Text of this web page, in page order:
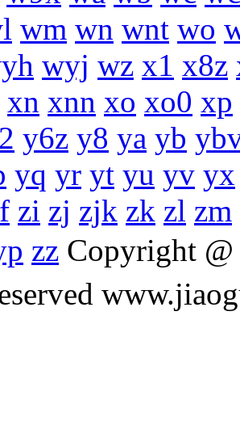
wm wn wnt wo
wyj wz x1 x8z
xn xnn xo xo0 xp
y6z y8 ya yb
yq yr yt yu yv yx
zi zj zjk zk zl zm
zz Copyright